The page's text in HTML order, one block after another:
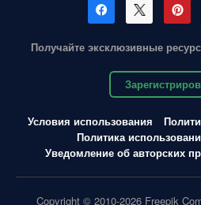
Получайте эксклюзивные
Условия использования
Политика
Уведомление об авторских
Copyright © 2010-2026 Freepik